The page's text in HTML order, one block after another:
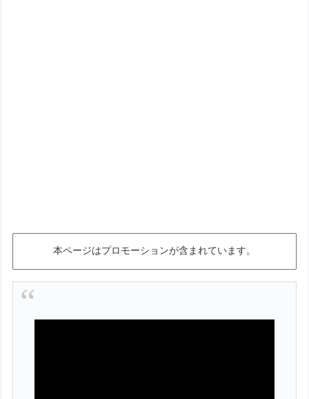
本ページはプロモーションが含まれています。